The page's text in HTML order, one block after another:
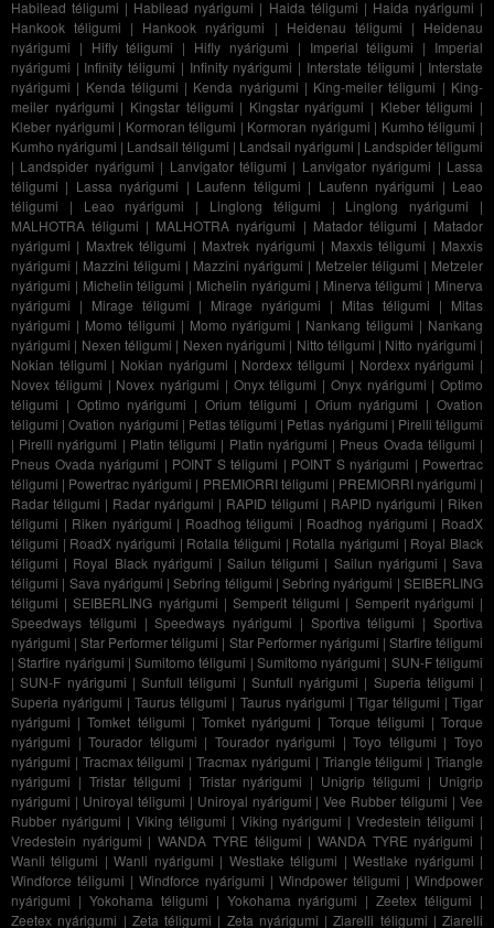
Habilead téligumi | Habilead nyárigumi | Haida téligumi | Haida nyárigumi |
Hankook téligumi | Hankook nyárigumi | Heidenau téligumi | Heidenau
nyárigumi | Hifly téligumi | Hifly nyárigumi | Imperial téligumi | Imperial
nyárigumi | Infinity téligumi | Infinity nyárigumi | Interstate téligumi | Interstate
nyárigumi | Kenda téligumi | Kenda nyárigumi | King-meiler téligumi | King-
meiler nyárigumi | Kingstar téligumi | Kingstar nyárigumi | Kleber téligumi |
Kleber nyárigumi | Kormoran téligumi | Kormoran nyárigumi | Kumho téligumi |
Kumho nyárigumi | Landsail téligumi | Landsail nyárigumi | Landspider téligumi
| Landspider nyárigumi | Lanvigator téligumi | Lanvigator nyárigumi | Lassa
téligumi | Lassa nyárigumi | Laufenn téligumi | Laufenn nyárigumi | Leao
téligumi | Leao nyárigumi | Linglong téligumi | Linglong nyárigumi |
MALHOTRA téligumi | MALHOTRA nyárigumi | Matador téligumi | Matador
nyárigumi | Maxtrek téligumi | Maxtrek nyárigumi | Maxxis téligumi | Maxxis
nyárigumi | Mazzini téligumi | Mazzini nyárigumi | Metzeler téligumi | Metzeler
nyárigumi | Michelin téligumi | Michelin nyárigumi | Minerva téligumi | Minerva
nyárigumi | Mirage téligumi | Mirage nyárigumi | Mitas téligumi | Mitas
nyárigumi | Momo téligumi | Momo nyárigumi | Nankang téligumi | Nankang
nyárigumi | Nexen téligumi | Nexen nyárigumi | Nitto téligumi | Nitto nyárigumi |
Nokian téligumi | Nokian nyárigumi | Nordexx téligumi | Nordexx nyárigumi |
Novex téligumi | Novex nyárigumi | Onyx téligumi | Onyx nyárigumi | Optimo
téligumi | Optimo nyárigumi |Orium téligumi | Orium nyárigumi |Ovation
téligumi |Ovation nyárigumi | Petlas téligumi | Petlas nyárigumi | Pirelli téligumi
| Pirelli nyárigumi | Platin téligumi | Platin nyárigumi | Pneus Ovada téligumi |
Pneus Ovada nyárigumi | POINT S téligumi | POINT S nyárigumi | Powertrac
téligumi | Powertrac nyárigumi | PREMIORRI téligumi | PREMIORRI nyárigumi |
Radar téligumi | Radar nyárigumi | RAPID téligumi | RAPID nyárigumi | Riken
téligumi | Riken nyárigumi | Roadhog téligumi | Roadhog nyárigumi | RoadX
téligumi | RoadX nyárigumi | Rotalla téligumi | Rotalla nyárigumi | Royal Black
téligumi | Royal Black nyárigumi |Sailun téligumi | Sailun nyárigumi |Sava
téligumi | Sava nyárigumi |Sebring téligumi |Sebring nyárigumi |SEIBERLING
téligumi |SEIBERLING nyárigumi |Semperit téligumi | Semperit nyárigumi |
Speedways téligumi |Speedways nyárigumi | Sportiva téligumi |Sportiva
nyárigumi |Star Performer téligumi | Star Performer nyárigumi | Starfire téligumi
|Starfire nyárigumi |Sumitomo téligumi | Sumitomo nyárigumi | SUN-F téligumi
|SUN-F nyárigumi | Sunfull téligumi | Sunfull nyárigumi | Superia téligumi |
Superia nyárigumi |Taurus téligumi | Taurus nyárigumi | Tigar téligumi |Tigar
nyárigumi |Tomket téligumi | Tomket nyárigumi | Torque téligumi |Torque
nyárigumi |Tourador téligumi | Tourador nyárigumi |Toyo téligumi |Toyo
nyárigumi | Tracmax téligumi |Tracmax nyárigumi | Triangle téligumi |Triangle
nyárigumi | Tristar téligumi | Tristar nyárigumi | Unigrip téligumi | Unigrip
nyárigumi | Uniroyal téligumi | Uniroyal nyárigumi |Vee Rubber téligumi |Vee
Rubber nyárigumi | Viking téligumi | Viking nyárigumi |Vredestein téligumi |
Vredestein nyárigumi |WANDA TYRE téligumi | WANDA TYRE nyárigumi |
Wanli téligumi |Wanli nyárigumi | Westlake téligumi |Westlake nyárigumi |
Windforce téligumi | Windforce nyárigumi | Windpower téligumi | Windpower
nyárigumi | Yokohama téligumi | Yokohama nyárigumi |Zeetex téligumi |
Zeetex nyárigumi | Zeta téligumi | Zeta nyárigumi |Ziarelli téligumi | Ziarelli